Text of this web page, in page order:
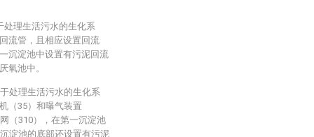
处理生活污水的生化系
流管，且相应设置回流
沉淀池中设置有污泥回流
氧池中。
处理生活污水的生化系
（35）和曝气装置
（310），在第一沉淀池
淀池的底部还设置有污泥